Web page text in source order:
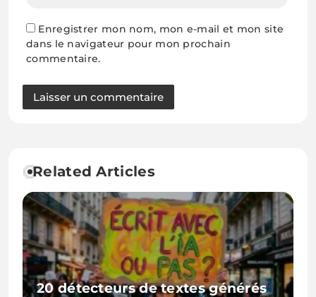
Enregistrer mon nom, mon e-mail et mon site
dans le navigateur pour mon prochain
commentaire.
Related Articles
20 détecteurs de textes générés